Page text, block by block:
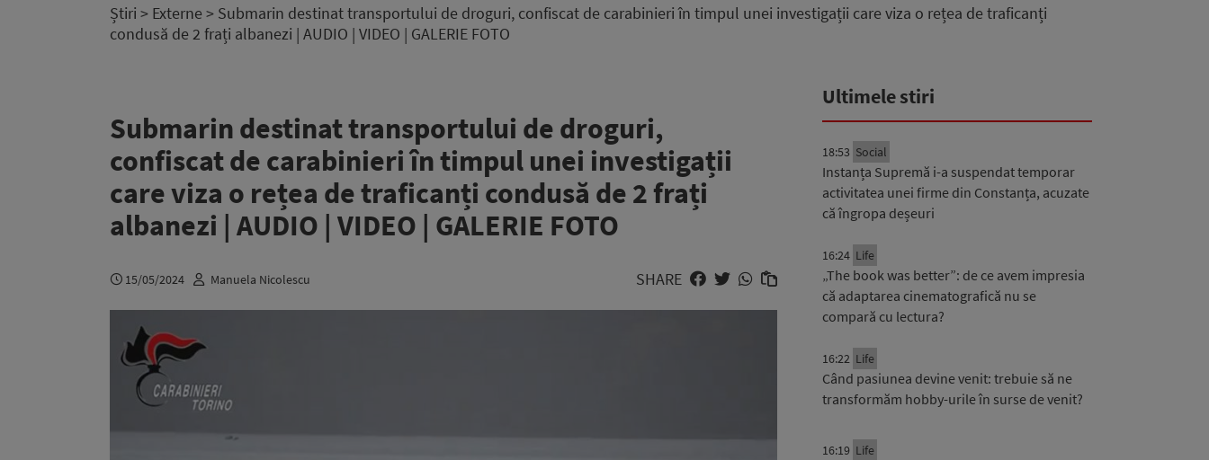
Știri > Externe > Submarin destinat transportului de droguri, confiscat de carabinieri în timpul unei investigații care viza o rețea de traficanți
condusă de 2 frați albanezi | AUDIO | VIDEO | GALERIE FOTO
Submarin destinat transportului de droguri,
confiscat de carabinieri în timpul unei investigații
care viza o rețea de traficanți condusă de 2 frați
albanezi | AUDIO | VIDEO | GALERIE FOTO
15/05/2024 Manuela Nicolescu SHARE
Ultimele stiri
18:53 Social
Instanța Supremă i-a suspendat temporar
activitatea unei firme din Constanța, acuzate
că îngropa deșeuri
16:24 Life
„The book was better”: de ce avem impresia
că adaptarea cinematografică nu se
compară cu lectura?
16:22 Life
Când pasiunea devine venit: trebuie să ne
transformăm hobby-urile în surse de venit?
16:19 Life